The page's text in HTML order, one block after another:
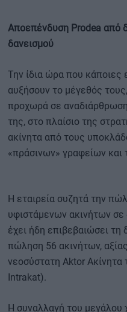
Αποεπένδυση Prodea από
δανεισμού
Την ίδια ώρα που κάποιες
αυξήσουν το μέγεθός
προχωρά σε
της, στο πλαίσιο της
ακίνητα από τους
«πράσινων» γραφείων
Η εταιρεία συζητά την
υφιστάμενων ακινήτων
έχει ήδη επιβεβαιώσει
πώληση 56 ακινήτων,
νεοσύστατη Aktor
Intrakat).
Η συναλλαγή του μεγάλου